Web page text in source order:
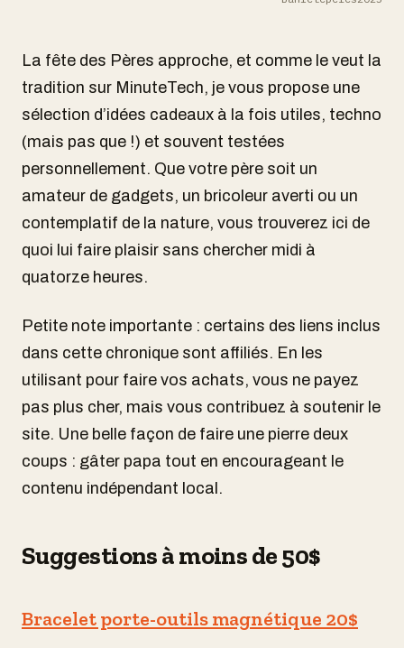
La fête des Pères approche, et comme le veut la
tradition sur MinuteTech, je vous propose une
sélection d’idées cadeaux à la fois utiles, techno
(mais pas que !) et souvent testées
personnellement. Que votre père soit un
amateur de gadgets, un bricoleur averti ou un
contemplatif de la nature, vous trouverez ici de
quoi lui faire plaisir sans chercher midi à
quatorze heures.
Petite note importante : certains des liens inclus
dans cette chronique sont affiliés. En les
utilisant pour faire vos achats, vous ne payez
pas plus cher, mais vous contribuez à soutenir le
site. Une belle façon de faire une pierre deux
coups : gâter papa tout en encourageant le
contenu indépendant local.
Suggestions à moins de 50$
Bracelet porte-outils magnétique 20$